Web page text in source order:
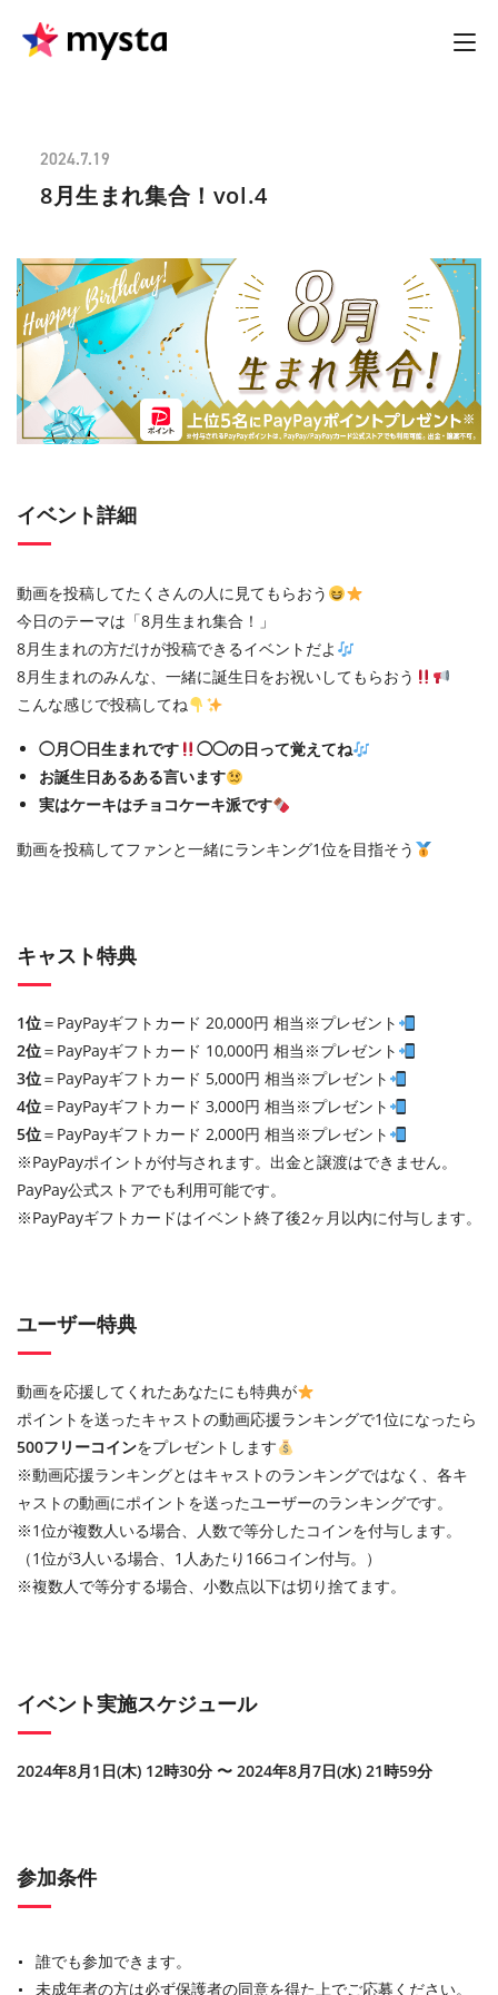
2024.7.19
8月生まれ集合！vol.4
イベント詳細
動画を投稿してたくさんの人に見てもらおう
今日のテーマは「8月生まれ集合！」
8月生まれの方だけが投稿できるイベントだよ
8月生まれのみんな、一緒に誕生日をお祝いしてもらおう
こんな感じで投稿してね
◯月◯日生まれです
◯◯の日って覚えてね
お誕生日あるある言います
実はケーキはチョコケーキ派です
動画を投稿してファンと一緒にランキング1位を目指そう
キャスト特典
1位＝PayPayギフトカード 20,000円 相当※プレゼント
2位＝PayPayギフトカード 10,000円 相当※プレゼント
3位＝PayPayギフトカード 5,000円 相当※プレゼント
4位＝PayPayギフトカード 3,000円 相当※プレゼント
5位＝PayPayギフトカード 2,000円 相当※プレゼント
※PayPayポイントが付与されます。出金と譲渡はできません。
PayPay公式ストアでも利用可能です。
※PayPayギフトカードはイベント終了後2ヶ月以内に付与します。
ユーザー特典
動画を応援してくれたあなたにも特典が
ポイントを送ったキャストの動画応援ランキングで1位になったら
500フリーコインをプレゼントします
※動画応援ランキングとはキャストのランキングではなく、各キ
ャストの動画にポイントを送ったユーザーのランキングです。
※1位が複数人いる場合、人数で等分したコインを付与します。
（1位が3人いる場合、1人あたり166コイン付与。）
※複数人で等分する場合、小数点以下は切り捨てます。
イベント実施スケジュール
2024年8月1日(木) 12時30分 〜 2024年8月7日(水) 21時59分
参加条件
誰でも参加できます。
未成年者の方は必ず保護者の同意を得た上でご応募ください。